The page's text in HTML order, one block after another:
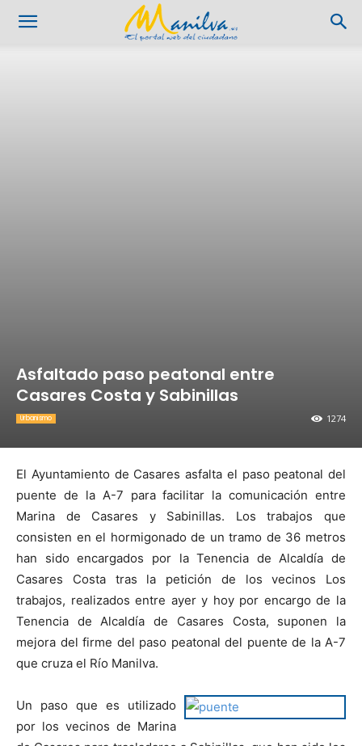
Asfaltado paso peatonal entre
Casares Costa y Sabinillas
1274
Urbanismo
El Ayuntamiento de Casares asfalta el paso peatonal del
puente de la A-7 para facilitar la comunicación entre
Marina de Casares y Sabinillas. Los trabajos que
consisten en el hormigonado de un tramo de 36 metros
han sido encargados por la Tenencia de Alcaldía de
Casares Costa tras la petición de los vecinos Los
trabajos, realizados entre ayer y hoy por encargo de la
Tenencia de Alcaldía de Casares Costa, suponen la
mejora del firme del paso peatonal del puente de la A-7
que cruza el Río Manilva.
Un paso que es utilizado
por los vecinos de Marina